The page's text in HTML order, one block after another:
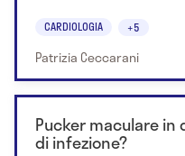
CARDIOLOGIA +5
Patrizia Ceccarani
Pucker maculare
di infezione?